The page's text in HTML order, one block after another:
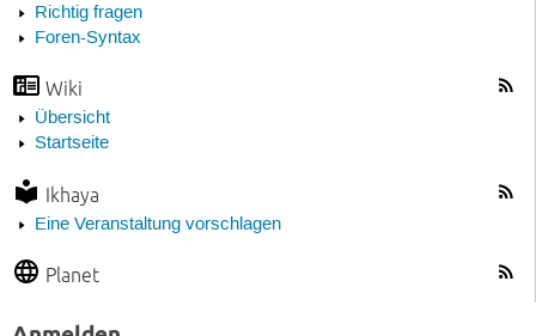
Richtig fragen
Foren-Syntax
Wiki
Übersicht
Startseite
Ikhaya
Eine Veranstaltung vorschlagen
Planet